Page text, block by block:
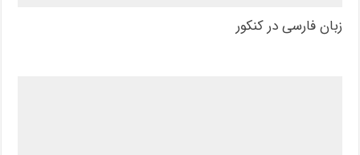
زبان فارسی در کنکور